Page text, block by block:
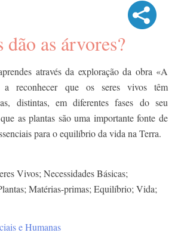
dão as árvores?
através da exploração da obra «A
a reconhecer que os seres vivos têm
distintas, em diferentes fases do seu
as plantas são uma importante fonte de
para o equilíbrio da vida na Terra.
Vivos; Necessidades Básicas;
Matérias-primas; Equilíbrio; Vida;
e Humanas